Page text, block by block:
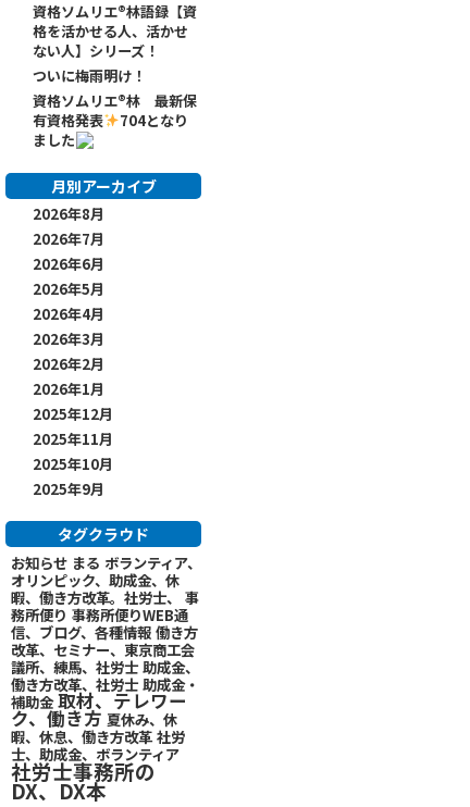
資格ソムリエ®️林語録【資
格を活かせる人、活かせ
ない人】シリーズ！
ついに梅雨明け！
資格ソムリエ®️林 最新保
有資格発表
704となり
ました
月別アーカイブ
2026年8月
2026年7月
2026年6月
2026年5月
2026年4月
2026年3月
2026年2月
2026年1月
2025年12月
2025年11月
2025年10月
2025年9月
タグクラウド
お知らせ まる ボランティア、
オリンピック、助成金、休
暇、働き方改革。社労士、
事
務所便り 事務所便りWEB通
信、ブログ、各種情報 働き方
改革、セミナー、東京商工会
議所、練馬、社労士 助成金、
働き方改革、社労士 助成金・
補助金 取材、テレワー
ク、働き方 夏休み、休
暇、休息、働き方改革 社労
士、助成金、ボランティア
社労士事務所の
DX、DX本